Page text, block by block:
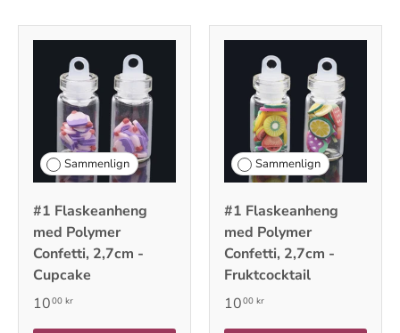
Sammenlign
#1 Flaskeanheng
med Polymer
Confetti, 2,7cm -
Cupcake
1000 kr
Sammenlign
#1 Flaskeanheng
med Polymer
Confetti, 2,7cm -
Fruktcocktail
1000 kr